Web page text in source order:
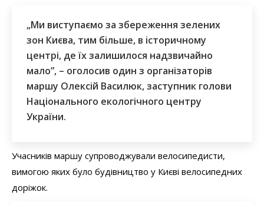
„Ми виступаємо за збереження зелених
зон Києва, тим більше, в історичному
центрі, де їх залишилося надзвичайно
мало”, – оголосив один з організаторів
маршу Олексій Василюк, заступник голови
Національного екологічного центру
України.
Учасників маршу супроводжували велосипедисти,
вимогою яких було будівництво у Києві велосипедних
доріжок.